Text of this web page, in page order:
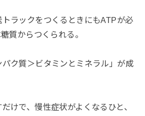
ラックをつくるときにもATPが必
質からつくられる。
ク質＞ビタミンとミネラル」が成
けで、慢性症状がよくなるひと、